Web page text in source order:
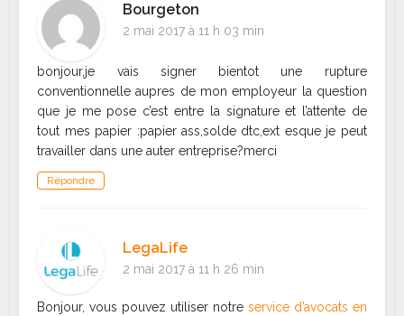
Bourgeton
2 mai 2017 à 11 h 03 min
bonjour,je vais signer bientot une rupture
conventionnelle aupres de mon employeur la question
que je me pose c’est entre la signature et l’attente de
tout mes papier :papier ass,solde dtc,ext esque je peut
travailler dans une auter entreprise?merci
Répondre
LegaLife
2 mai 2017 à 11 h 26 min
Bonjour, vous pouvez utiliser notre service d’avocats en